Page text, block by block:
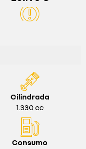
Cilindrada
1.330 cc
Consumo